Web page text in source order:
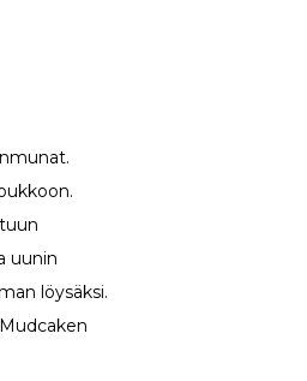
uunin
löysäksi.